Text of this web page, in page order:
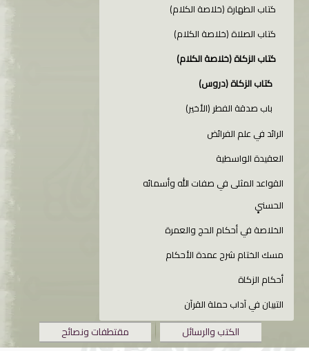
كتاب الطهارة (خلاصة الكلام)
كتاب الصلاة (خلاصة الكلام)
كتاب الزكاة (خلاصة الكلام)
كتاب الزكاة (دروس)
باب صدقة الفطر (الأخير)
الرائد في علم الفرائض
العقيدة الواسطية
القواعد المثلى في صفات الله وأسمائه
الحسنىِِِ
الخلاصة في أحكام الحج والعمرة
مسك الختام شرح عمدة الأحكام
أحكام الزكاة
التبيان في آداب حملة القرآن
الكتب والرسائل مقتطفات ونصائح